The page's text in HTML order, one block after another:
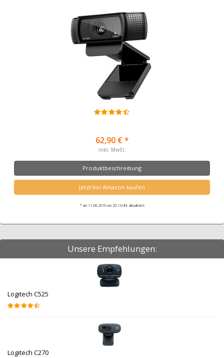
62,90 € *
inkl. MwSt.
Produktbeschreibung
Jetzt bei Amazon kaufen
* am 11.08.2019 um 20:13 Uhr aktualisiert
Unsere Empfehlungen:
Logitech C525
Logitech C270